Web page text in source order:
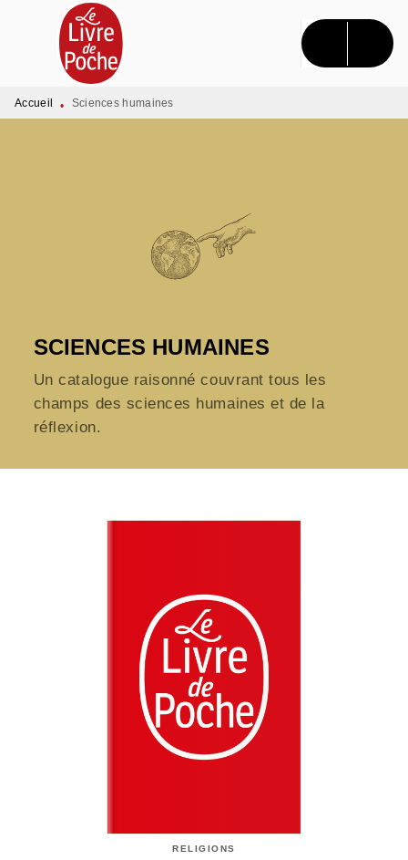
MENU RECHERCHE CONTENU
PIED DE PAGE
Accueil • Sciences humaines
SCIENCES HUMAINES
Un catalogue raisonné couvrant tous les
champs des sciences humaines et de la
réflexion.
RELIGIONS